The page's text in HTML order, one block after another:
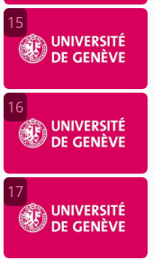
15
16
17